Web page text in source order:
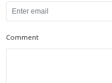
Comment